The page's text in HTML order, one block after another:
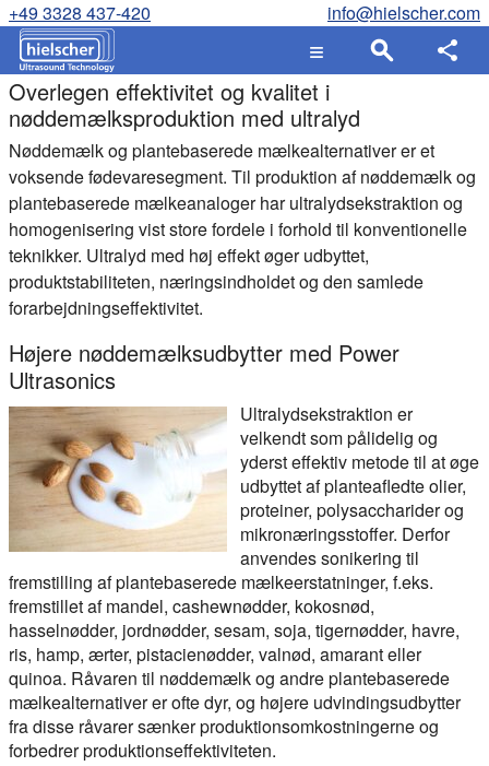
+49 3328 437-420 info@hielscher.com
Overlegen effektivitet og kvalitet i
nøddemælksproduktion med ultralyd
Nøddemælk og plantebaserede mælkealternativer er et
voksende fødevaresegment. Til produktion af nøddemælk og
plantebaserede mælkeanaloger har ultralydsekstraktion og
homogenisering vist store fordele i forhold til konventionelle
teknikker. Ultralyd med høj effekt øger udbyttet,
produktstabiliteten, næringsindholdet og den samlede
forarbejdningseffektivitet.
Højere nøddemælksudbytter med Power
Ultrasonics
Ultralydsekstraktion er
velkendt som pålidelig og
yderst effektiv metode til at øge
udbyttet af planteafledte olier,
proteiner, polysaccharider og
mikronæringsstoffer. Derfor
anvendes sonikering til
fremstilling af plantebaserede mælkeerstatninger, f.eks.
fremstillet af mandel, cashewnødder, kokosnød,
hasselnødder, jordnødder, sesam, soja, tigernødder, havre,
ris, hamp, ærter, pistacienødder, valnød, amarant eller
quinoa. Råvaren til nøddemælk og andre plantebaserede
mælkealternativer er ofte dyr, og højere udvindingsudbytter
fra disse råvarer sænker produktionsomkostningerne og
forbedrer produktionseffektiviteten.